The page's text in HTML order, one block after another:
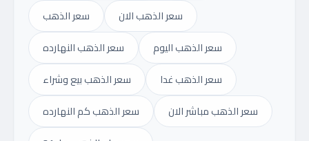
سعر الذهب
سعر الذهب الان
سعر الذهب النهارده
سعر الذهب اليوم
سعر الذهب بيع وشراء
سعر الذهب غدا
سعر الذهب كم النهارده
سعر الذهب مباشر الان